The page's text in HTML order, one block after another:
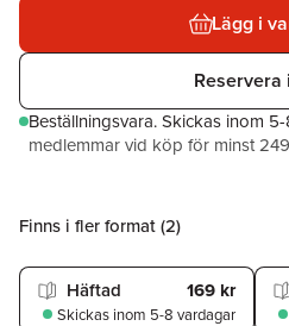
Lägg i
Reservera
Beställningsvara.Skickas inom
medlemmar vid köp för minst
Finns i fler format (2)
Häftad 169 kr
Skickas inom 5-8 vardagar